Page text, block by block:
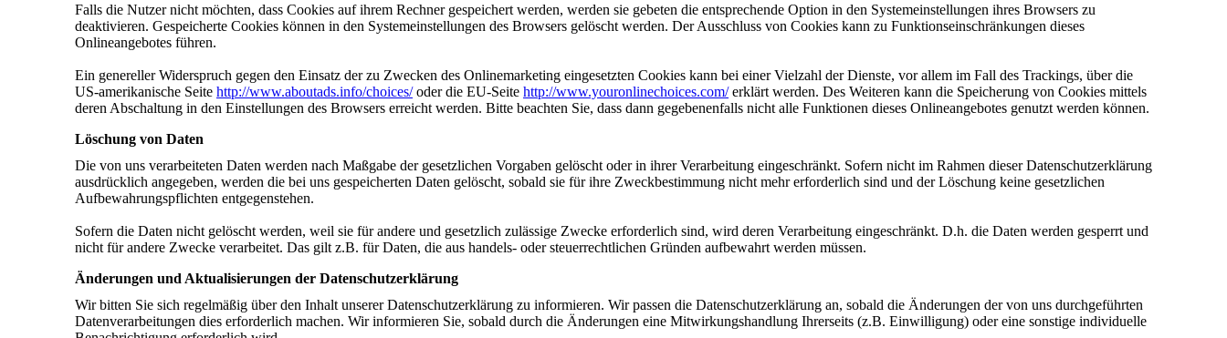
Falls die Nutzer nicht möchten, dass Cookies auf ihrem Rechner gespeichert werden, werden sie gebeten die entsprechende Option in den Systemeinstellungen ihres Browsers zu
deaktivieren. Gespeicherte Cookies können in den Systemeinstellungen des Browsers gelöscht werden. Der Ausschluss von Cookies kann zu Funktionseinschränkungen dieses
Onlineangebotes führen.
Ein genereller Widerspruch gegen den Einsatz der zu Zwecken des Onlinemarketing eingesetzten Cookies kann bei einer Vielzahl der Dienste, vor allem im Fall des Trackings, über die
US-amerikanische Seite http://www.aboutads.info/choices/oder die EU-Seite http://www.youronlinechoices.com/erklärt werden. Des Weiteren kann die Speicherung von Cookies mittels
deren Abschaltung in den Einstellungen des Browsers erreicht werden. Bitte beachten Sie, dass dann gegebenenfalls nicht alle Funktionen dieses Onlineangebotes genutzt werden können.
Löschung von Daten
Die von uns verarbeiteten Daten werden nach Maßgabe der gesetzlichen Vorgaben gelöscht oder in ihrer Verarbeitung eingeschränkt. Sofern nicht im Rahmen dieser Datenschutzerklärung
ausdrücklich angegeben, werden die bei uns gespeicherten Daten gelöscht, sobald sie für ihre Zweckbestimmung nicht mehr erforderlich sind und der Löschung keine gesetzlichen
Aufbewahrungspflichten entgegenstehen.
Sofern die Daten nicht gelöscht werden, weil sie für andere und gesetzlich zulässige Zwecke erforderlich sind, wird deren Verarbeitung eingeschränkt. D.h. die Daten werden gesperrt und
nicht für andere Zwecke verarbeitet. Das gilt z.B. für Daten, die aus handels- oder steuerrechtlichen Gründen aufbewahrt werden müssen.
Änderungen und Aktualisierungen der Datenschutzerklärung
Wir bitten Sie sich regelmäßig über den Inhalt unserer Datenschutzerklärung zu informieren. Wir passen die Datenschutzerklärung an, sobald die Änderungen der von uns durchgeführten
Datenverarbeitungen dies erforderlich machen. Wir informieren Sie, sobald durch die Änderungen eine Mitwirkungshandlung Ihrerseits (z.B. Einwilligung) oder eine sonstige individuelle